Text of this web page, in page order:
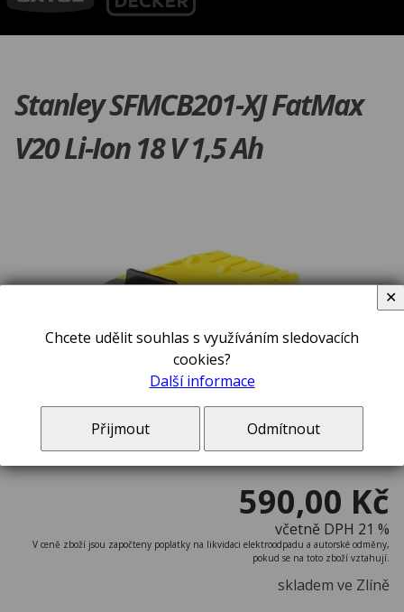
Stanley SFMCB201-XJ FatMax
V20 Li-Ion 18 V 1,5 Ah
590,00 Kč
včetně DPH 21 %
V ceně zboží jsou započteny poplatky na likvidaci elektroodpadu a autorské odměny,
pokud se na toto zboží vztahují.
skladem ve Zlíně
Chcete udělit souhlas s využíváním sledovacích
cookies?
Další informace
Přijmout Odmítnout
✕